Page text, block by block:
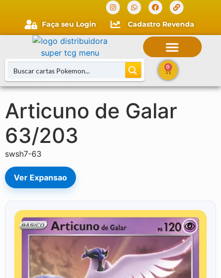
Faça seu Login Cadastro Revenda
0
Articuno de Galar
63/203
swsh7-63
Ver Expansao